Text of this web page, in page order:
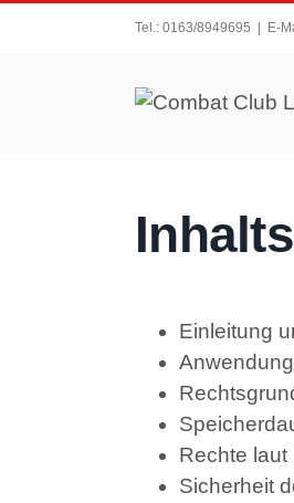
Tel.: 0163/8949695 E-
Einleitung
Rechte
Sicherheit